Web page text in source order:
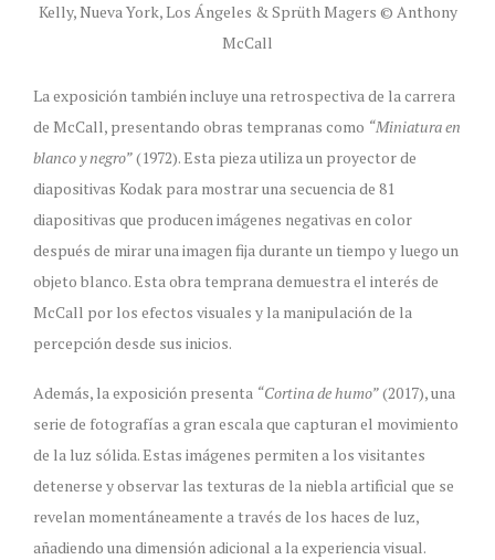
Kelly, Nueva York, Los Ángeles & Sprüth Magers © Anthony
McCall
La exposición también incluye una retrospectiva de la carrera
de McCall, presentando obras tempranas como “Miniatura en
blanco y negro”(1972). Esta pieza utiliza un proyector de
diapositivas Kodak para mostrar una secuencia de 81
diapositivas que producen imágenes negativas en color
después de mirar una imagen fija durante un tiempo y luego un
objeto blanco. Esta obra temprana demuestra el interés de
McCall por los efectos visuales y la manipulación de la
percepción desde sus inicios.
Además, la exposición presenta “Cortina de humo”(2017), una
serie de fotografías a gran escala que capturan el movimiento
de la luz sólida. Estas imágenes permiten a los visitantes
detenerse y observar las texturas de la niebla artificial que se
revelan momentáneamente a través de los haces de luz,
añadiendo una dimensión adicional a la experiencia visual.